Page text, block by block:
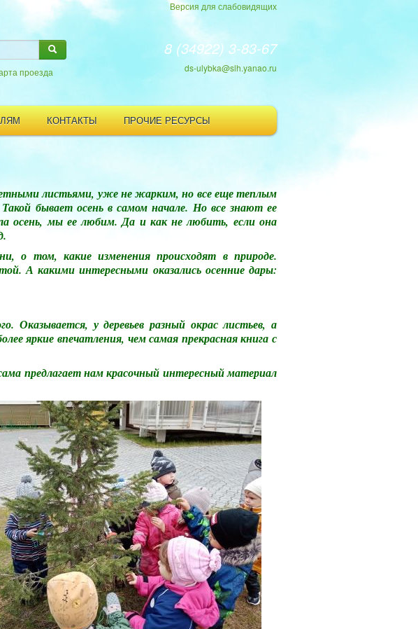
Версия для слабовидящих
проезда
8 (34922) 3-83-67
ds-ulybka@slh.yanao.ru
КОНТАКТЫ ПРОЧИЕ РЕСУРСЫ
листьями, уже не жарким, но все еще теплым
бывает осень в самом начале. Но все знают ее
осень, мы ее любим. Да и как не любить, если она
о том, какие изменения происходят в природе.
А какими интересными оказались осенние дары:
Оказывается, у деревьев разный окрас листьев, а
яркие впечатления, чем самая прекрасная книга с
предлагает нам красочный интересный материал